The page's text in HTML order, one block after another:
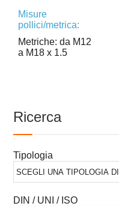
Misure
pollici/metrica:
Metriche: da M12
a M18 x 1.5
Ricerca
Tipologia
DIN / UNI / ISO